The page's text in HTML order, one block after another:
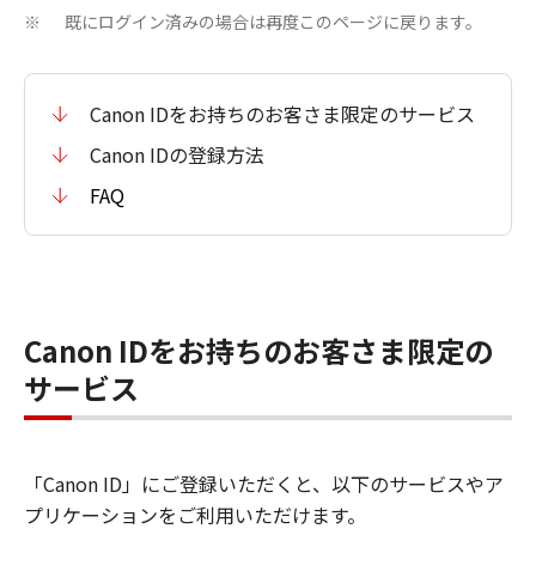
※ 既にログイン済みの場合は再度このページに戻ります。
Canon IDをお持ちのお客さま限定のサービス
Canon IDの登録方法
FAQ
Canon IDをお持ちのお客さま限定の
サービス
「Canon ID」にご登録いただくと、以下のサービスやア
プリケーションをご利用いただけます。